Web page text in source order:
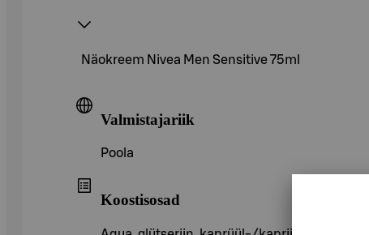
Näokreem Nivea Men Sensitive 75ml
Valmistajariik
Poola
Koostisosad